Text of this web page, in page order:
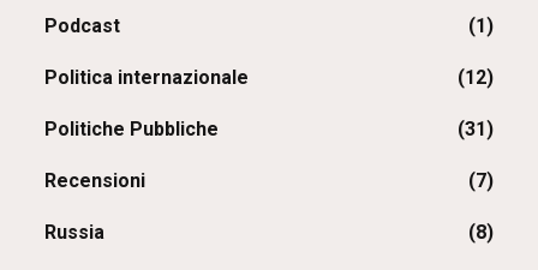
Podcast (1)
Politica internazionale (12)
Politiche Pubbliche (31)
Recensioni (7)
Russia (8)